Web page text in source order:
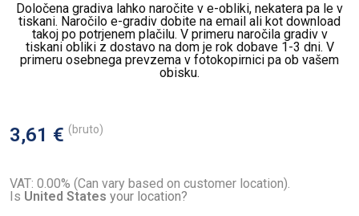
Določena gradiva lahko naročite v e-obliki, nekatera pa le v
tiskani. Naročilo e-gradiv dobite na email ali kot download
takoj po potrjenem plačilu. V primeru naročila gradiv v
tiskani obliki z dostavo na dom je rok dobave 1-3 dni. V
primeru osebnega prevzema v fotokopirnici pa ob vašem
obisku.
3,61 € (bruto)
VAT: 0.00% (Can vary based on customer location).
Is United States your location?